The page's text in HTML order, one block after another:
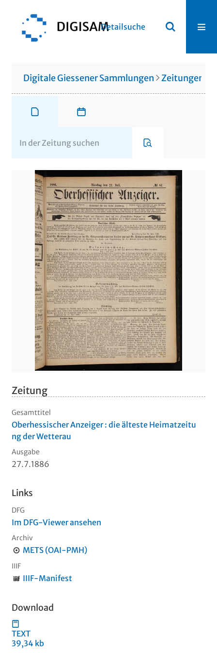
Detailsuche
Digitale Giessener Sammlungen Zeitungen
Zeitung
Gesamttitel
Oberhessischer Anzeiger : die älteste Heimatzeitu
ng der Wetterau
Ausgabe
27.7.1886
Links
DFG
Im DFG-Viewer ansehen
Archiv
METS (OAI-PMH)
IIIF
IIIF-Manifest
Download
TEXT
39,34 kb